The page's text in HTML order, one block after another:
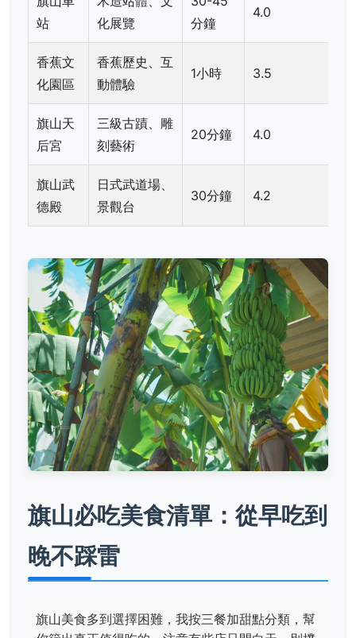
站
化展覽
分鐘
4.0
香蕉文
化園區
香蕉歷史、互
動體驗
1小時 3.5
旗山天
后宮
三級古蹟、雕
刻藝術
20分鐘 4.0
旗山武
德殿
日式武道場、
景觀台
30分鐘 4.2
旗山必吃美食清單：從早吃到
晚不踩雷
旗山美食多到選擇困難，我按三餐加甜點分類，幫